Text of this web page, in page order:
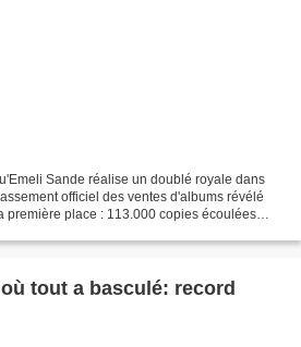
Sande réalise un doublé royale dans
officiel des ventes d'albums révélé
première place : 113.000 copies écoulées
tout a basculé: record